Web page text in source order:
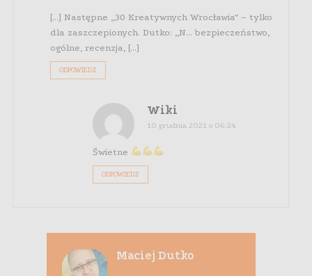
[…] Następne „30 Kreatywnych Wrocławia” – tylko
dla zaszczepionych. Dutko: „N… bezpieczeństwo,
ogólne, recenzja, […]
ODPOWIEDZ
Wiki
10 grudnia 2021 o 06:24
Świetne
ODPOWIEDZ
Maciej Dutko